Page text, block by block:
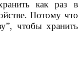
как раз в
Потому что
чтобы хранить